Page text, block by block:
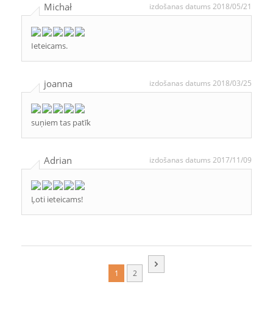
Michał izdošanas datums 2018/05/21
Ieteicams.
joanna izdošanas datums 2018/03/25
suņiem tas patīk
Adrian izdošanas datums 2017/11/09
Ļoti ieteicams!
1 2